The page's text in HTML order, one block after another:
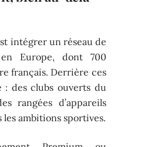
intégrer un réseau de
Europe, dont 700
français. Derrière ces
: des clubs ouverts du
rangées d’appareils
ambitions sportives.